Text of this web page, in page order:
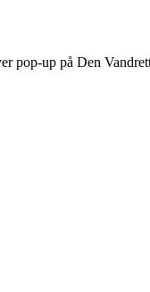
pop-up på Den